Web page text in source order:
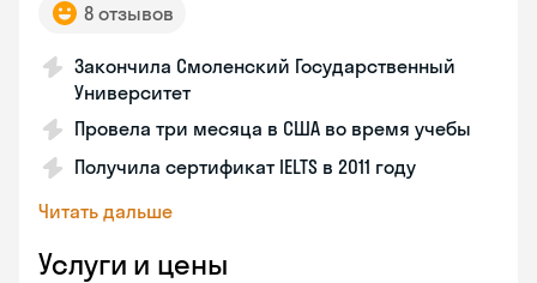
8 отзывов
Закончила Смоленский Государственный
Университет
Провела три месяца в США во время учебы
Получила сертификат IELTS в 2011 году
Читать дальше
Услуги и цены